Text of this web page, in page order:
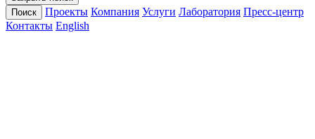
Поиск
Проекты Компания Услуги Лаборатория Пресс-центр
Контакты English